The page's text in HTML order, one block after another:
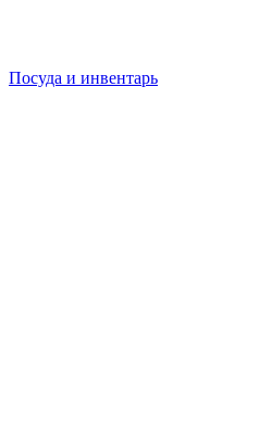
Посуда и инвентарь